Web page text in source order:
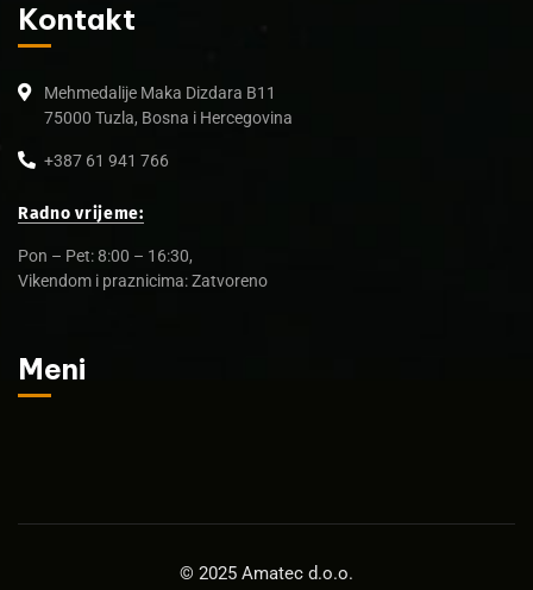
Kontakt
Mehmedalije Maka Dizdara B11
75000 Tuzla, Bosna i Hercegovina
+387 61 941 766
Radno vrijeme:
Pon – Pet: 8:00 – 16:30,
Vikendom i praznicima: Zatvoreno
Meni
© 2025 Amatec d.o.o.